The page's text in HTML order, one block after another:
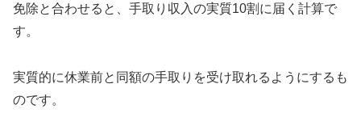
免除と合わせると、手取り収入の実質10割に届く計算で
す。
実質的に休業前と同額の手取りを受け取れるようにするも
のです。